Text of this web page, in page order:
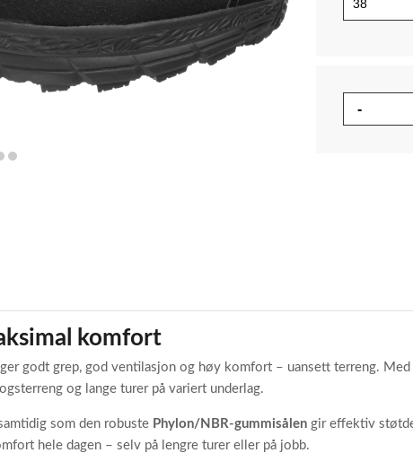
item
komfort
godt grep, god ventilasjon og høy komfort – uansett terreng. Med
og lange turer på variert underlag.
som den robuste Phylon/NBR-gummisålen gir effektiv
hele dagen – selv på lengre turer eller på jobb.